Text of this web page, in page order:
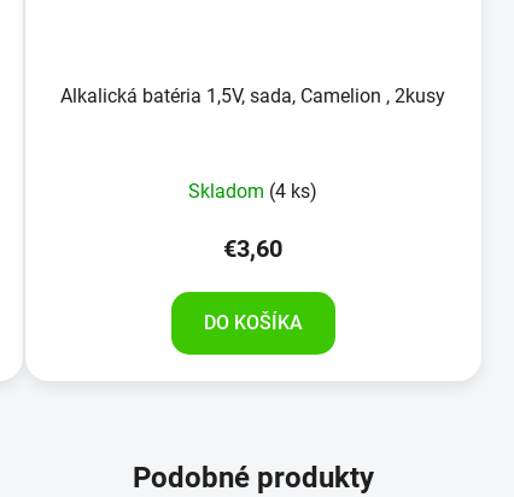
Alkalická batéria 1,5V, sada, Camelion , 2kusy
Skladom (4 ks)
€3,60
DO KOŠÍKA
Podobné produkty